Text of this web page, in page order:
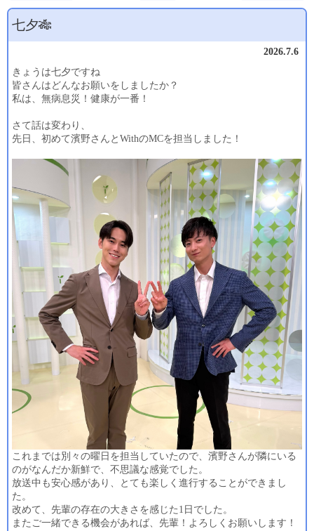
七夕🎋
2026.7.6
きょうは七夕ですね
皆さんはどんなお願いをしましたか？
私は、無病息災！健康が一番！
さて話は変わり、
先日、初めて濱野さんと WithのMCを担当しました！
これまでは別々の曜日を担当していたので、濱野さんが隣にいる
のがなんだか新鮮で、不思議な感覚でした。
放送中も安心感があり、とても楽しく進行することができまし
た。
改めて、先輩の存在の大きさを感じた 1 日でした。
またご一緒できる機会があれば、先輩！よろしくお願いします！